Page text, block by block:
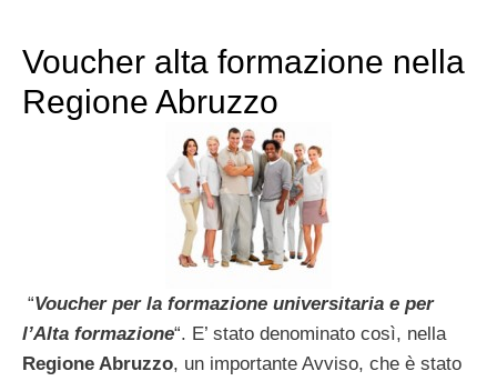
Voucher alta formazione nella
Regione Abruzzo
“Voucher per la formazione universitaria e per
l’Alta formazione“. E’ stato denominato così, nella
Regione Abruzzo, un importante Avviso, che è stato